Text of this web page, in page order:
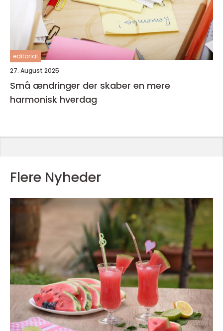
editorial
27. August 2025
Små ændringer der skaber en mere
harmonisk hverdag
Flere Nyheder